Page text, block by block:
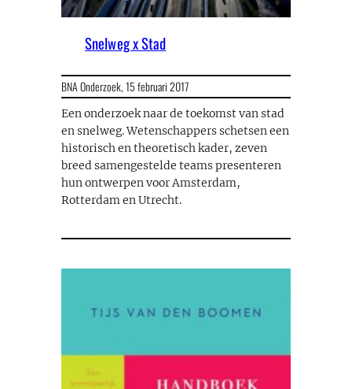
Snelweg x Stad
BNA Onderzoek,15 februari 2017
Een onderzoek naar de toekomst van stad
en snelweg. Wetenschappers schetsen een
historisch en theoretisch kader, zeven
breed samengestelde teams presenteren
hun ontwerpen voor Amsterdam,
Rotterdam en Utrecht.